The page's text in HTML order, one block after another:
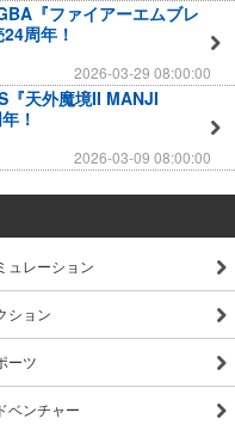
『ファイアーエムブレ
周年！
2026-03-29 08:00:00
『天外魔境II MANJI
！
2026-03-09 08:00:00
ュレーション
ション
ーツ
ベンチャー